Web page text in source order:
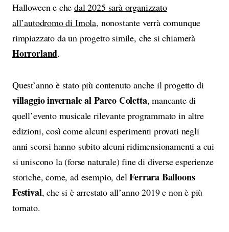
Halloween e chedal 2025 sarà organizzato
all’autodromo di Imola, nonostante verrà comunque
rimpiazzato da un progetto simile, che si chiamerà
Horrorland.
Quest’anno è stato più contenuto anche il progetto di
villaggio invernale al Parco Coletta, mancante di
quell’evento musicale rilevante programmato in altre
edizioni, così come alcuni esperimenti provati negli
anni scorsi hanno subito alcuni ridimensionamenti a cui
si uniscono la (forse naturale) fine di diverse esperienze
storiche, come, ad esempio, delFerrara Balloons
Festival, che si è arrestato all’anno 2019 e non è più
tornato.